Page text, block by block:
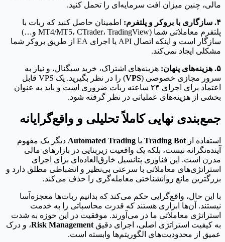
مالی، چنین میزان افت سرمایه‌ای را تحمل کنید.
۴. سازگاری با بروکر و پلتفرم:
اطمینان حاصل کنید که ربات با
پلتفرم معاملاتی شما (MT4/MT5، CTrader، TradingView و…)
سازگار است و اینکه اتصال API یا اجرای EA از طریق بروکر شما
مشکلی ایجاد نمی‌کند.
۵. هزینه‌های پنهان:
هزینه‌های اشتراک، خرید سیگنال، و نیاز به
سرور مجازی خصوصی (VPS
) را در نظر بگیرید. یک VPS قابل
اعتماد برای اجرای ۲۴ ساعته ربات ضروری است و باید به عنوان
بخشی از هزینه‌های عملیاتی در نظر گرفته شود.
جمع‌بندی نهایی کاملاً تحلیلی و واقع‌گرایانه
استفاده از Trading Bot یا Automated Trading دیگر یک مفهوم
آینده‌نگرانه نیست، بلکه یک واقعیت زیربنایی در بازارهای مالی
مدرن است. این فناوری پتانسیل خارق‌العاده‌ای برای اجرای
استراتژی‌های معاملاتی با سرعتی بی‌نظیر و انضباطی مطلق دارد و
بزرگترین مانع روانشناختی معامله‌گری را حذف می‌کند.
با این حال، واقع‌گرایی حکم می‌کند که بدانیم ربات‌ها معجزه‌آسا
نیستند. آن‌ها ابزاری هستند که قدرت محاسباتی را به خدمت
استراتژی معاملاتی ما در می‌آورند. موفقیت در این حوزه به شدت
به کیفیت استراتژی اصلی، اجرای دقیق Risk Management، و درک
عمیق از محدودیت‌های الگوریتم‌ها وابسته است.